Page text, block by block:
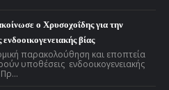
ο Χρυσοχοΐδης για την
βίας
παρακολούθηση και εποπτεία
υποθέσεις ενδοοικογενειακής